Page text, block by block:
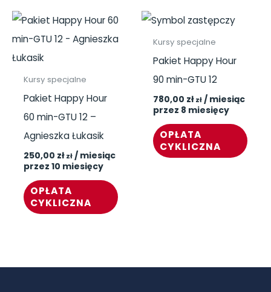
Kursy specjalne
Pakiet Happy Hour
60 min-GTU 12 –
Agnieszka Łukasik
250,00 zł zł / miesiąc
przez 10 miesięcy
OPŁATA
CYKLICZNA
Kursy specjalne
Pakiet Happy Hour
90 min-GTU 12
780,00 zł zł / miesiąc
przez 8 miesięcy
OPŁATA
CYKLICZNA